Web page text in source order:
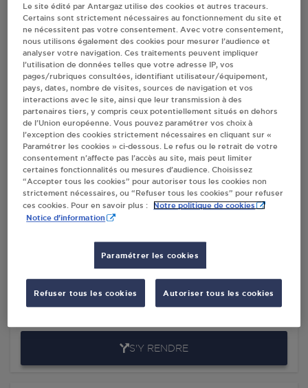
Villes
SUPER U ST BRIEUC
1-3 RUE CHAMPLAIN
22000 ST BRIEUC
S'Y RENDRE
STATION GPL CARBURANT TOTAL ST BRIEUC
AVENUE GUILLAUME APOLLINAIRE
22000ST BRIEUC
STATION TOTAL ST BRIEUC
S'Y RENDRE
Le site édité par Antargaz utilise des cookies et autres traceurs.
Certains sont strictement nécessaires au fonctionnement du site et
ne nécessitent pas votre consentement. Avec votre consentement,
nous utilisons également des cookies pour mesurer l’audience et
analyser votre navigation. Ces traitements peuvent impliquer
l’utilisation de données telles que votre adresse IP, vos
pages/rubriques consultées, identifiant utilisateur/équipement,
pays, dates, nombre de visites, sources de navigation et vos
interactions avec le site, ainsi que leur transmission à des
partenaires tiers, y compris ceux potentiellement situés en dehors
de l’Union européenne. Vous pouvez paramétrer vos choix à
l’exception des cookies strictement nécessaires en cliquant sur «
Paramétrer les cookies » ci-dessous. Le refus ou le retrait de votre
consentement n’affecte pas l’accès au site, mais peut limiter
certaines fonctionnalités ou mesures d’audience. Choisissez
“Accepter tous les cookies” pour autoriser tous les cookies non
strictement nécessaires, ou “Refuser tous les cookies” pour refuser
ces cookies. Pour en savoir plus :
Notre politique de cookies
Notice d'information
Paramétrer les cookies
Refuser tous les cookies Autoriser tous les cookies